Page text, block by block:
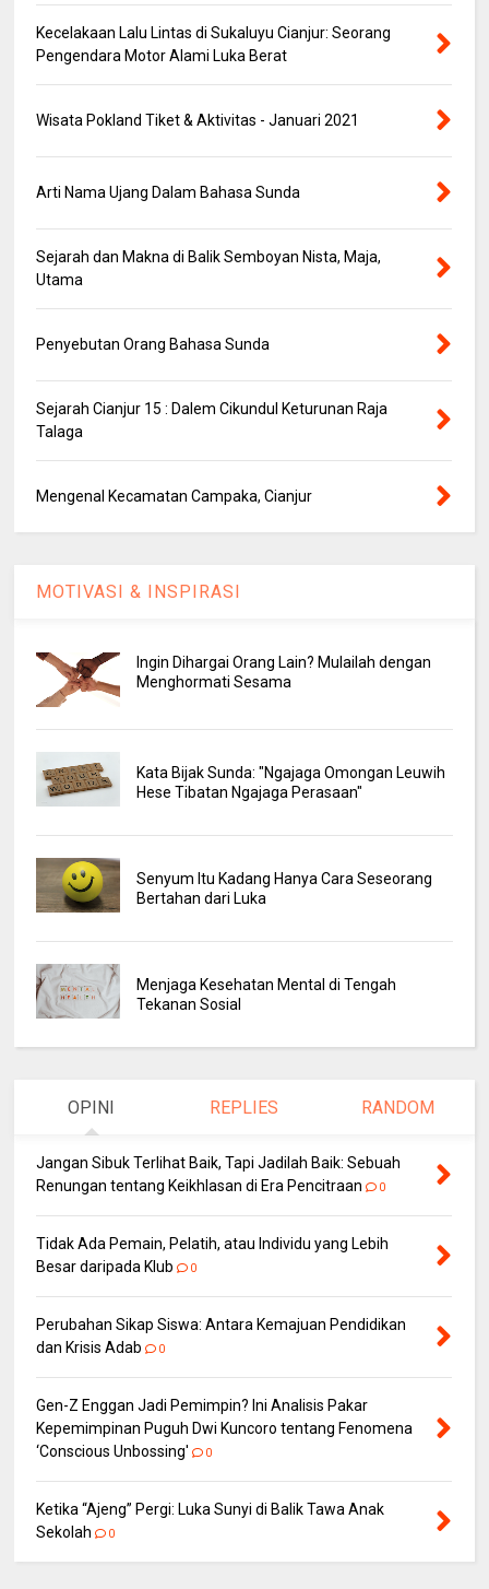
Kecelakaan Lalu Lintas di Sukaluyu Cianjur: Seorang
Pengendara Motor Alami Luka Berat
Wisata Pokland Tiket & Aktivitas - Januari 2021
Arti Nama Ujang Dalam Bahasa Sunda
Sejarah dan Makna di Balik Semboyan Nista, Maja,
Utama
Penyebutan Orang Bahasa Sunda
Sejarah Cianjur 15 : Dalem Cikundul Keturunan Raja
Talaga
Mengenal Kecamatan Campaka, Cianjur
MOTIVASI & INSPIRASI
Ingin Dihargai Orang Lain? Mulailah dengan
Menghormati Sesama
Kata Bijak Sunda: "Ngajaga Omongan Leuwih
Hese Tibatan Ngajaga Perasaan"
Senyum Itu Kadang Hanya Cara Seseorang
Bertahan dari Luka
Menjaga Kesehatan Mental di Tengah
Tekanan Sosial
OPINI REPLIES RANDOM
Jangan Sibuk Terlihat Baik, Tapi Jadilah Baik: Sebuah
Renungan tentang Keikhlasan di Era Pencitraan
0
Tidak Ada Pemain, Pelatih, atau Individu yang Lebih
Besar daripada Klub
0
Perubahan Sikap Siswa: Antara Kemajuan Pendidikan
dan Krisis Adab
0
Gen-Z Enggan Jadi Pemimpin? Ini Analisis Pakar
Kepemimpinan Puguh Dwi Kuncoro tentang Fenomena
‘Conscious Unbossing'
0
Ketika “Ajeng” Pergi: Luka Sunyi di Balik Tawa Anak
Sekolah
0